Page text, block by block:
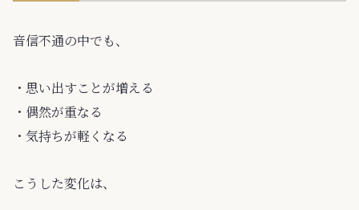
音信不通の中でも、
・思い出すことが増える
・偶然が重なる
・気持ちが軽くなる
こうした変化は、